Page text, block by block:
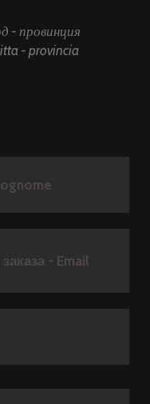
- провинция
- provincia